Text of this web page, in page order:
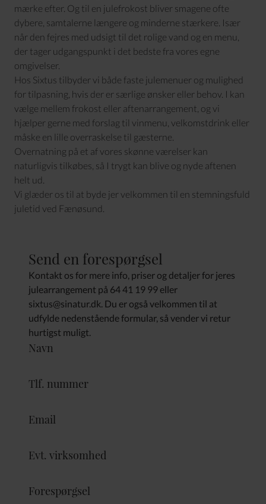
mærke efter. Og til en julefrokost bliver smagene ofte
dybere, samtalerne længere og minderne stærkere. Især
når den fejres med udsigt til det rolige vand og en menu,
der tager udgangspunkt i det bedste fra vores egne
omgivelser.
Hos Sixtus tilbyder vi både faste julemenuer og mulighed
for tilpasning, hvis der er særlige ønsker eller behov. I kan
vælge mellem frokost eller aftenarrangement, og vi
hjælper gerne med forslag til vinmenu, velkomstdrink eller
måske en lille overraskelse til gæsterne.
Overnatning på et afvores skønne værelser kan
naturligvis tilkøbes, så I trygt kan blive og nyde aftenen
helt ud.
Vi glæder os til at byde jer velkommen til en stemningsfuld
juletid ved Fænøsund.
Send en forespørgsel
Kontakt os for mere info, priser og detaljer for jeres
julearrangement på 64 41 19 99 eller
sixtus@sinatur.dk. Du er også velkommen til at
udfylde nedenstående formular, så vender vi retur
hurtigst muligt.
Navn
Tlf. nummer
Email
Evt. virksomhed
Forespørgsel